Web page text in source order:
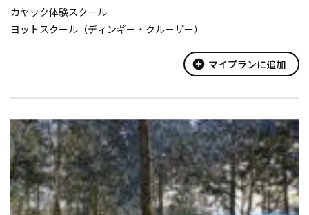
カヤック体験スクール
ヨットスクール（ディンギー・クルーザー）
小学生キャンプ （世界をつなぐ春夏秋冬休みキャンプ）
自然体験学習 クラス団結プラン・イッチ団結プラン他（学校
団体）
add_circle マイプランに追加